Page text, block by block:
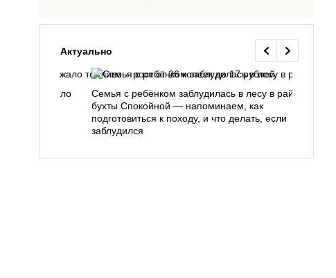
Актуально
подорожало
Семья с ребёнком заблудилась в лесу в районе
бухты Спокойной — напоминаем, как
подготовиться к походу, и что делать, если
заблудился